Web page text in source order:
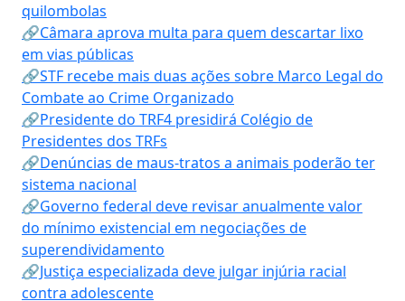
quilombolas
🔗Câmara aprova multa para quem descartar lixo
em vias públicas
🔗STF recebe mais duas ações sobre Marco Legal do
Combate ao Crime Organizado
🔗Presidente do TRF4 presidirá Colégio de
Presidentes dos TRFs
🔗Denúncias de maus-tratos a animais poderão ter
sistema nacional
🔗Governo federal deve revisar anualmente valor
do mínimo existencial em negociações de
superendividamento
🔗Justiça especializada deve julgar injúria racial
contra adolescente